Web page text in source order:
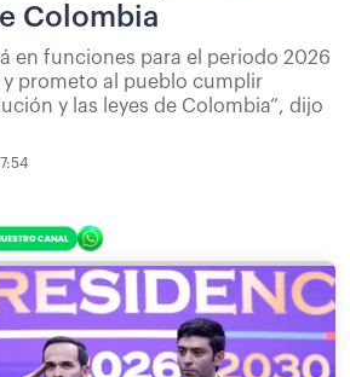
Colombia
en funciones para el periodo 2026
y prometo al pueblo cumplir
y las leyes de Colombia”, dijo